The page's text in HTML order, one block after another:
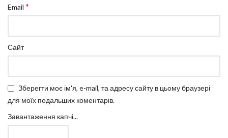
Email *
Сайт
Зберегти моє ім'я, e-mail, та адресу сайту в цьому браузері
для моїх подальших коментарів.
Завантаження капчі...